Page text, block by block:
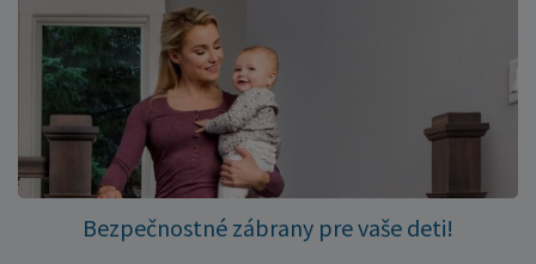
Bezpečnostné zábrany pre vaše deti!